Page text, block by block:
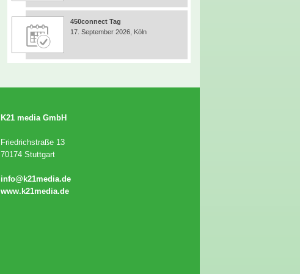
450connect Tag
17. September 2026, Köln
K21 media GmbH
Friedrichstraße 13
70174 Stuttgart
info@k21media.de
www.k21media.de